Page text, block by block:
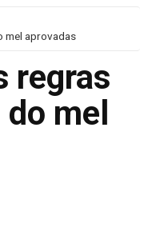
mel aprovadas
regras
mel